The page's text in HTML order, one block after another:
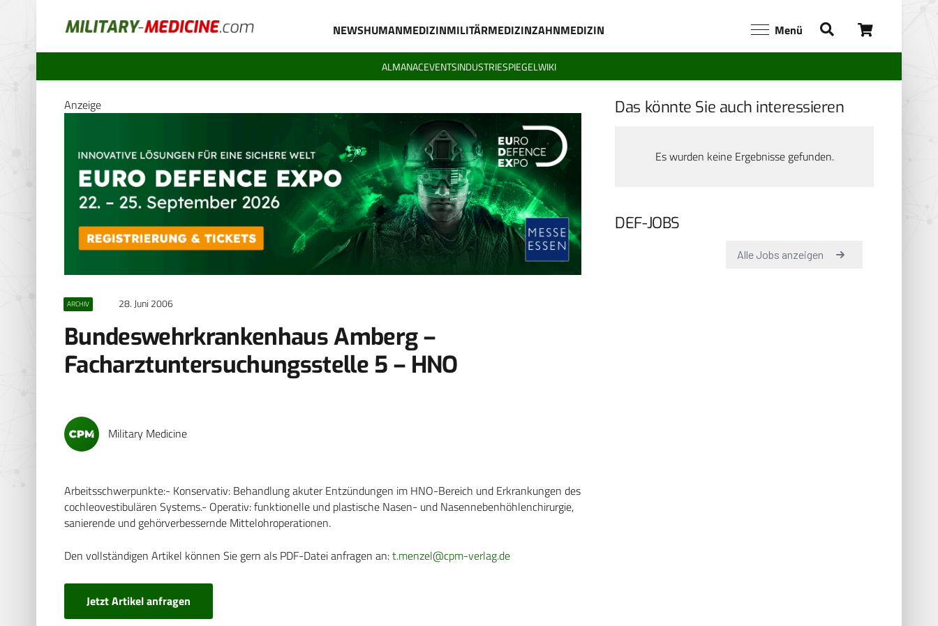
NEWSHUMANMEDIZINMILITÄRMEDIZINZAHNMEDIZIN Menü
ALMANACEVENTSINDUSTRIESPIEGELWIKI
Anzeige
ARCHIV 28. Juni 2006
Bundeswehrkrankenhaus Amberg –
Facharztuntersuchungsstelle 5 – HNO
Military Medicine
Arbeitsschwerpunkte:- Konservativ: Behandlung akuter Entzündungen im HNO-Bereich und Erkrankungen des
cochleovestibulären Systems.- Operativ: funktionelle und plastische Nasen- und Nasennebenhöhlenchirurgie,
sanierende und gehörverbessernde Mittelohroperationen.
Den vollständigen Artikel können Sie gern als PDF-Datei anfragen an:t.menzel@cpm-verlag.de
Jetzt Artikel anfragen
Das könnte Sie auch interessieren
Es wurden keine Ergebnisse gefunden.
DEF-JOBS